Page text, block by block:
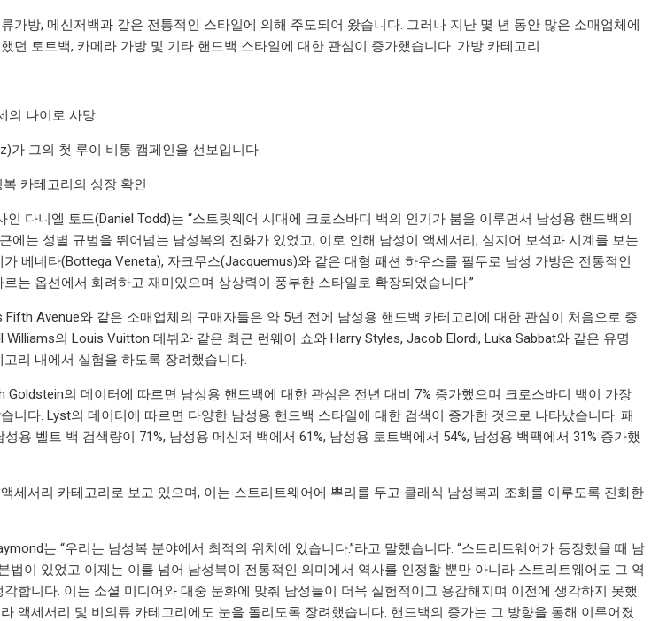
가방, 메신저백과 같은 전통적인 스타일에 의해 주도되어 왔습니다. 그러나 지난 몇 년 동안 많은 소매업체에
던 토트백, 카메라 가방 및 기타 핸드백 스타일에 대한 관심이 증가했습니다. 가방 카테고리.
의 나이로 사망
가 그의 첫 루이 비통 캠페인을 선보입니다.
카테고리의 성장 확인
다니엘 토드(Daniel Todd)는 “스트릿웨어 시대에 크로스바디 백의 인기가 붐을 이루면서 남성용 핸드백의
에는 성별 규범을 뛰어넘는 남성복의 진화가 있었고, 이로 인해 남성이 액세서리, 심지어 보석과 시계를 보는
베네타(Bottega Veneta), 자크무스(Jacquemus)와 같은 대형 패션 하우스를 필두로 남성 가방은 전통적인
는 옵션에서 화려하고 재미있으며 상상력이 풍부한 스타일로 확장되었습니다.”
Avenue와 같은 소매업체의 구매자들은 약 5년 전에 남성용 핸드백 카테고리에 대한 관심이 처음으로 증
의 Louis Vuitton 데뷔와 같은 최근 런웨이 쇼와 Harry Styles, Jacob Elordi, Luka Sabbat와 같은 유명
리 내에서 실험을 하도록 장려했습니다.
Goldstein의 데이터에 따르면 남성용 핸드백에 대한 관심은 전년 대비 7% 증가했으며 크로스바디 백이 가장
니다. Lyst의 데이터에 따르면 다양한 남성용 핸드백 스타일에 대한 검색이 증가한 것으로 나타났습니다. 패
용 벨트 백 검색량이 71%, 남성용 메신저 백에서 61%, 남성용 토트백에서 54%, 남성용 백팩에서 31% 증가했
세서리 카테고리로 보고 있으며, 이는 스트리트웨어에 뿌리를 두고 클래식 남성복과 조화를 이루도록 진화한
는 “우리는 남성복 분야에서 최적의 위치에 있습니다.”라고 말했습니다. “스트리트웨어가 등장했을 때 남
법이 있었고 이제는 이를 넘어 남성복이 전통적인 의미에서 역사를 인정할 뿐만 아니라 스트리트웨어도 그 역
합니다. 이는 소셜 미디어와 대중 문화에 맞춰 남성들이 더욱 실험적이고 용감해지며 이전에 생각하지 못했
액세서리 및 비의류 카테고리에도 눈을 돌리도록 장려했습니다. 핸드백의 증가는 그 방향을 통해 이루어졌